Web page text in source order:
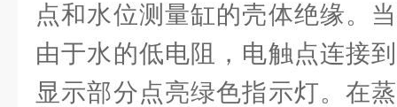
点和水位测量缸的壳体绝缘。
由于水的低电阻，电触点连接
显示部分点亮绿色指示灯。在